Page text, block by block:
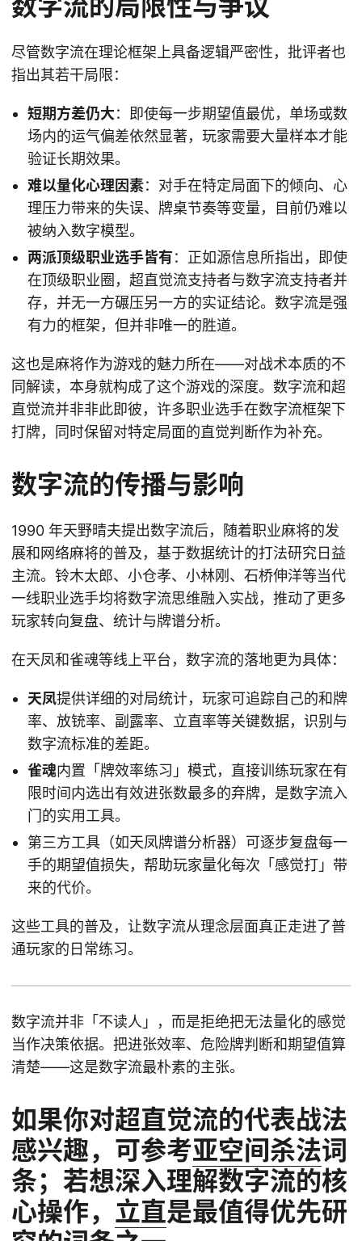
数字流的局限性与争议
尽管数字流在理论框架上具备逻辑严密性，批评者也
指出其若干局限：
短期方差仍大：即使每一步期望值最优，单场或数
场内的运气偏差依然显著，玩家需要大量样本才能
验证长期效果。
难以量化心理因素：对手在特定局面下的倾向、心
理压力带来的失误、牌桌节奏等变量，目前仍难以
被纳入数字模型。
两派顶级职业选手皆有：正如源信息所指出，即使
在顶级职业圈，超直觉流支持者与数字流支持者并
存，并无一方碾压另一方的实证结论。数字流是强
有力的框架，但并非唯一的胜道。
这也是麻将作为游戏的魅力所在——对战术本质的不
同解读，本身就构成了这个游戏的深度。数字流和超
直觉流并非非此即彼，许多职业选手在数字流框架下
打牌，同时保留对特定局面的直觉判断作为补充。
数字流的传播与影响
1990 年天野晴夫提出数字流后，随着职业麻将的发
展和网络麻将的普及，基于数据统计的打法研究日益
主流。铃木太郎、小仓孝、小林刚、石桥伸洋等当代
一线职业选手均将数字流思维融入实战，推动了更多
玩家转向复盘、统计与牌谱分析。
在天凤和雀魂等线上平台，数字流的落地更为具体：
天凤提供详细的对局统计，玩家可追踪自己的和牌
率、放铳率、副露率、立直率等关键数据，识别与
数字流标准的差距。
雀魂内置「牌效率练习」模式，直接训练玩家在有
限时间内选出有效进张数最多的弃牌，是数字流入
门的实用工具。
第三方工具（如天凤牌谱分析器）可逐步复盘每一
手的期望值损失，帮助玩家量化每次「感觉打」带
来的代价。
这些工具的普及，让数字流从理念层面真正走进了普
通玩家的日常练习。
数字流并非「不读人」，而是拒绝把无法量化的感觉
当作决策依据。把进张效率、危险牌判断和期望值算
清楚——这是数字流最朴素的主张。
如果你对超直觉流的代表战法
感兴趣，可参考亚空间杀法词
条；若想深入理解数字流的核
心操作， 立直是最值得优先研